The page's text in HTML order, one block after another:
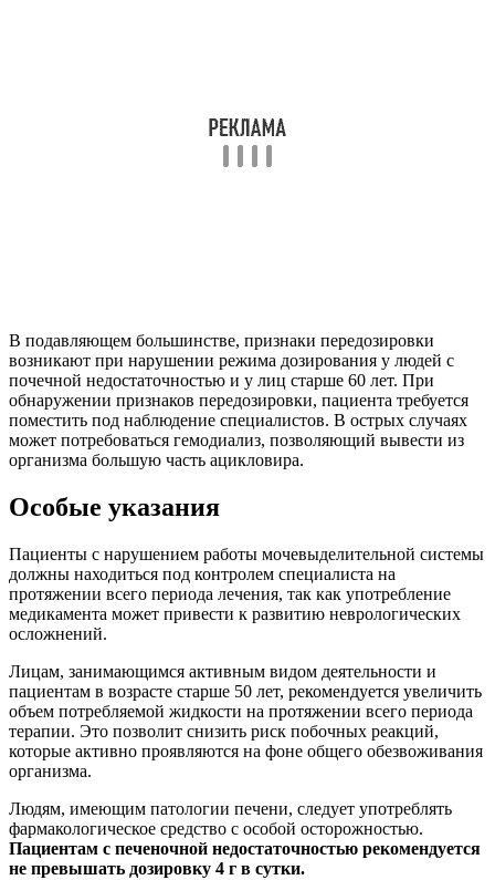
В подавляющем большинстве, признаки передозировки
возникают при нарушении режима дозирования у людей с
почечной недостаточностью и у лиц старше 60 лет. При
обнаружении признаков передозировки, пациента требуется
поместить под наблюдение специалистов. В острых случаях
может потребоваться гемодиализ, позволяющий вывести из
организма большую часть ацикловира.
Особые указания
Пациенты с нарушением работы мочевыделительной системы
должны находиться под контролем специалиста на
протяжении всего периода лечения, так как употребление
медикамента может привести к развитию неврологических
осложнений.
Лицам, занимающимся активным видом деятельности и
пациентам в возрасте старше 50 лет, рекомендуется увеличить
объем потребляемой жидкости на протяжении всего периода
терапии. Это позволит снизить риск побочных реакций,
которые активно проявляются на фоне общего обезвоживания
организма.
Людям, имеющим патологии печени, следует употреблять
фармакологическое средство с особой осторожностью.
Пациентам с печеночной недостаточностью рекомендуется
не превышать дозировку 4 г в сутки.